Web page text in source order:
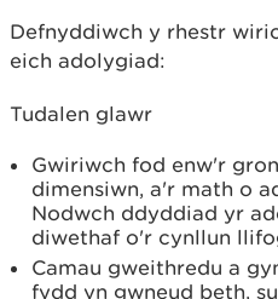
Defnyddiwch y rhestr
eich adolygiad:
Tudalen glawr
Gwiriwch fod enw'r
dimensiwn, a'r math o
Nodwch ddyddiad yr
diwethaf o'r cynllun
Camau gweithredu a
fydd yn gwneud beth,